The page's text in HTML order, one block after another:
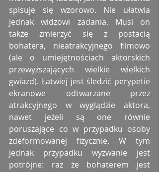
spisuje się wzorowo. Nie ułatwia
jednak widzowi zadania. Musi on
także zmierzyć się z postacią
bohatera, nieatrakcyjnego filmowo
(ale o umiejętnościach aktorskich
przewyższających wielkie wielkich
gwiazd). Łatwiej jest śledzić perypetie
ekranowe odtwarzane przez
atrakcyjnego w wyglądzie aktora,
nawet jeżeli są one równie
poruszające co w przypadku osoby
zdeformowanej fizycznie. W tym
jednak przypadku wyzwanie jest
potrójne: raz że bohaterem jest